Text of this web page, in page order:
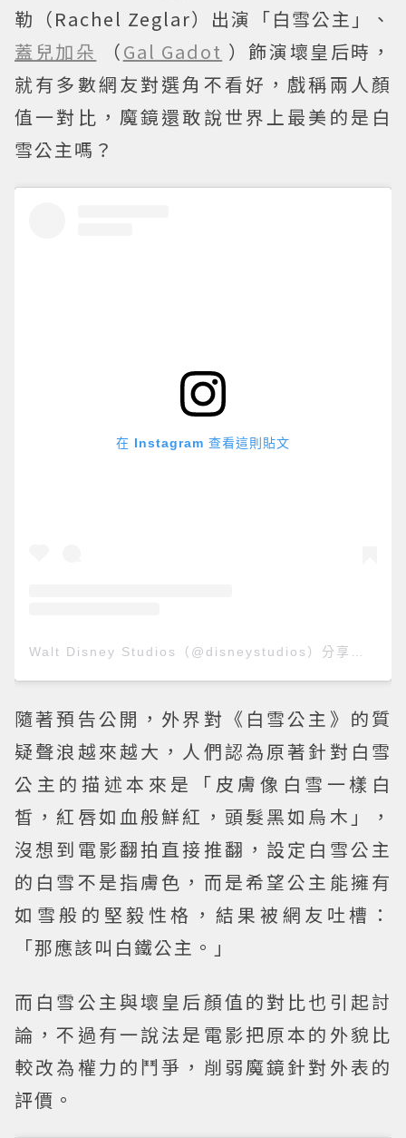
勒（Rachel Zeglar）出演「白雪公主」、
蓋兒加朵
（Gal Gadot ）飾演壞皇后時，
就有多數網友對選角不看好，戲稱兩人顏
值一對比，魔鏡還敢說世界上最美的是白
雪公主嗎？
在 Instagram 查看這則貼文
Walt Disney Studios（@disneystudios）分享的貼文
隨著預告公開，外界對《白雪公主》的質
疑聲浪越來越大，人們認為原著針對白雪
公主的描述本來是「皮膚像白雪一樣白
皙，紅唇如血般鮮紅，頭髮黑如烏木」，
沒想到電影翻拍直接推翻，設定白雪公主
的白雪不是指膚色，而是希望公主能擁有
如雪般的堅毅性格，結果被網友吐槽：
「那應該叫白鐵公主。」
而白雪公主與壞皇后顏值的對比也引起討
論，不過有一說法是電影把原本的外貌比
較改為權力的鬥爭，削弱魔鏡針對外表的
評價。